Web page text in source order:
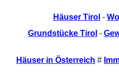
Häuser Tirol -
Grundstücke Tirol -
Häuser in Österreich #